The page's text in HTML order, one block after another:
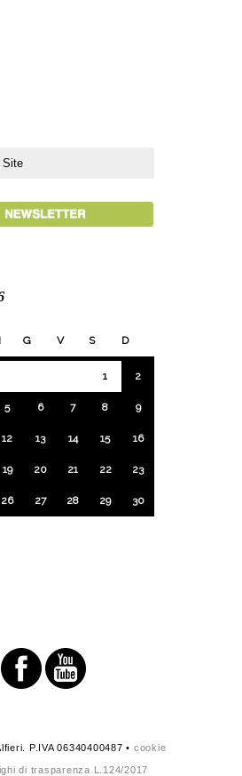
G V S D
1 2
5 6 7 8 9
12 13 14 15 16
19 20 21 22 23
26 27 28 29 30
P.IVA 06340400487 • cookie
di trasparenza L.124/2017